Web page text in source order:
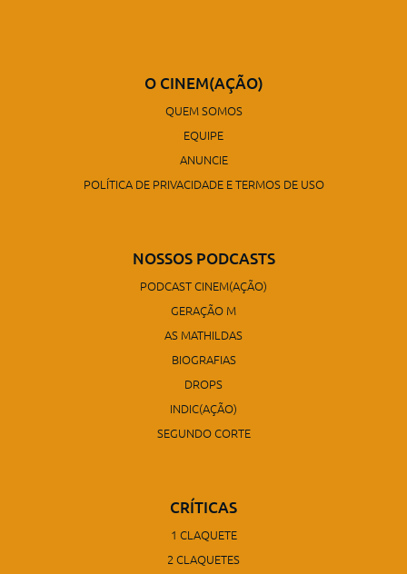
O CINEM(AÇÃO)
QUEM SOMOS
EQUIPE
ANUNCIE
POLÍTICA DE PRIVACIDADE E TERMOS DE USO
NOSSOS PODCASTS
PODCAST CINEM(AÇÃO)
GERAÇÃO M
AS MATHILDAS
BIOGRAFIAS
DROPS
INDIC(AÇÃO)
SEGUNDO CORTE
CRÍTICAS
1 CLAQUETE
2 CLAQUETES